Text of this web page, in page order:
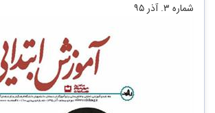
شماره ۳. آذر ۹۵